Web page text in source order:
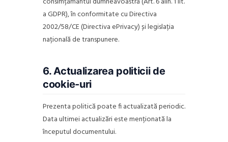
a GDPR), în conformitate cu Directiva
2002/58/CE (Directiva ePrivacy) și legislația
națională de transpunere.
6. Actualizarea politicii de
cookie-uri
Prezenta politică poate fi actualizată periodic.
Data ultimei actualizări este menționată la
începutul documentului.